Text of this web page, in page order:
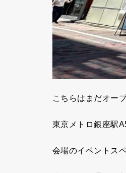
こちらはまだオー
東京メトロ銀座駅
会場のイベントス